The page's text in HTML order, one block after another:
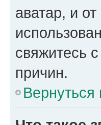
аватар, и
свяжитесь
причин.
Вернуться